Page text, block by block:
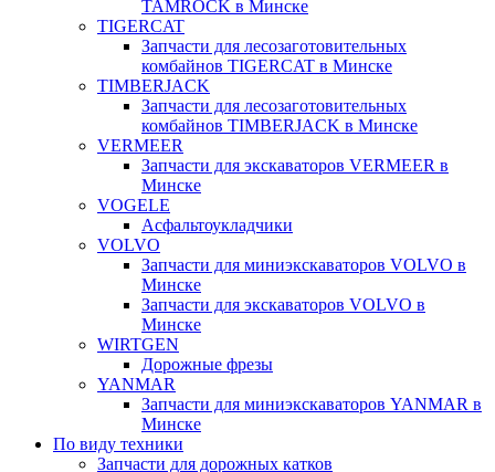
TAMROCK в Минске
TIGERCAT
Запчасти для лесозаготовительных
комбайнов TIGERCAT в Минске
TIMBERJACK
Запчасти для лесозаготовительных
комбайнов TIMBERJACK в Минске
VERMEER
Запчасти для экскаваторов VERMEER в
Минске
VOGELE
Асфальтоукладчики
VOLVO
Запчасти для миниэкскаваторов VOLVO в
Минске
Запчасти для экскаваторов VOLVO в
Минске
WIRTGEN
Дорожные фрезы
YANMAR
Запчасти для миниэкскаваторов YANMAR в
Минске
По виду техники
Запчасти для дорожных катков